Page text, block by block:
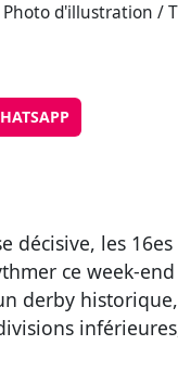
d'illustration /
décisive, les
ce week-
derby